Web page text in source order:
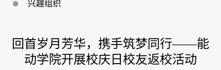
兴趣组织
回首岁月芳华，携手筑梦同行——能
动学院开展校庆日校友返校活动